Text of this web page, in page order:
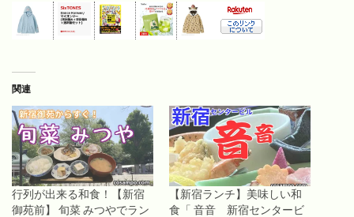
関連
行列が出来る和食！【新宿
御苑前】 旬菜 みつやでラン
【新宿ランチ】美味しい和
食「 音音 新宿センタービ